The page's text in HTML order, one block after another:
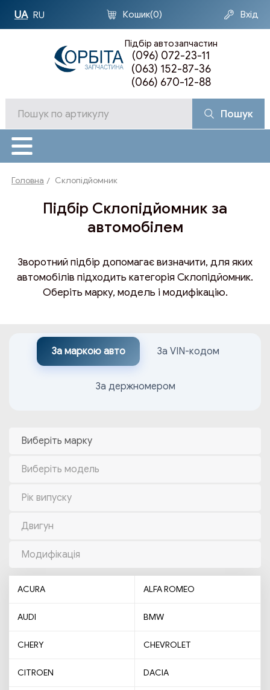
UA RU Кошик(0) Вхід
Пошук
Підбір автозапчастин
(096) 072-23-11
(063) 152-87-36
(066) 670-12-88
Головна Склопідйомник
Підбір Склопідйомник за
автомобілем
Зворотний підбір допомагає визначити, для яких
автомобілів підходить категорія Склопідйомник.
Оберіть марку, модель і модифікацію.
За маркою авто За VIN-кодом
За держномером
Виберіть марку
Виберіть модель
Рік випуску
Двигун
Модифікація
ACURA ALFA ROMEO
AUDI BMW
CHERY CHEVROLET
CITROEN DACIA